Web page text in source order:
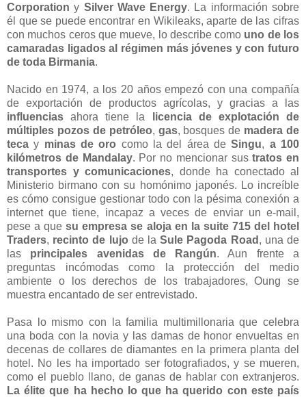
Corporation y Silver Wave Energy. La información sobre
él que se puede encontrar en Wikileaks, aparte de las cifras
con muchos ceros que mueve, lo describe como uno de los
camaradas ligados al régimen más jóvenes y con futuro
de toda Birmania.
Nacido en 1974, a los 20 años empezó con una compañía
de exportación de productos agrícolas, y gracias a las
influencias ahora tiene la
licencia de explotación de
múltiples pozos de petróleo, gas, bosques de madera de
teca y minas de oro como la del área deSingu, a 100
kilómetros de Mandalay. Por no mencionar sustratos en
transportes y comunicaciones, donde ha conectado al
Ministerio birmano con su homónimo japonés. Lo increíble
es cómo consigue gestionar todo con la pésima conexión a
internet que tiene, incapaz a veces de enviar un e-mail,
pese a quesu empresa se aloja en la suite 715 del hotel
Traders, recinto de lujo de laSule Pagoda Road , una de
las principales avenidas de Rangún. Aun frente a
preguntas incómodas como la protección del medio
ambiente o los derechos de los trabajadores, Oung se
muestra encantado de ser entrevistado.
Pasa lo mismo con la familia multimillonaria que celebra
una boda con la novia y las damas de honor envueltas en
decenas de collares de diamantes en la primera planta del
hotel. No les ha importado ser fotografiados, y se mueren,
como el pueblo llano, de ganas de hablar con extranjeros.
La élite que ha hecho lo que ha querido con este país